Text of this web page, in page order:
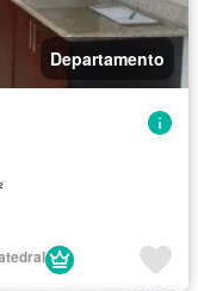
Departamento